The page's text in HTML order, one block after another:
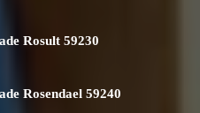
Rosult 59230
Rosendael 59240